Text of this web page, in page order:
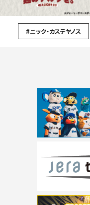
#ニック・カステヤノス